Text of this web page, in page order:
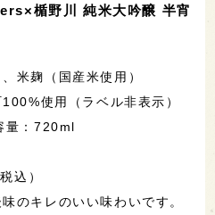
楯野川 純米大吟醸 半宵
米麹（国産米使用）
使用（ラベル非表示）
：720ml
込）
のキレのいい味わいです。